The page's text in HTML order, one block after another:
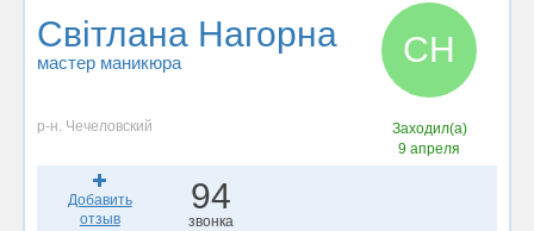
Світлана Нагорна
мастер маникюра СН
р-н. Чечеловский
Заходил(а)
9 апреля
Добавить
отзыв
94
звонка